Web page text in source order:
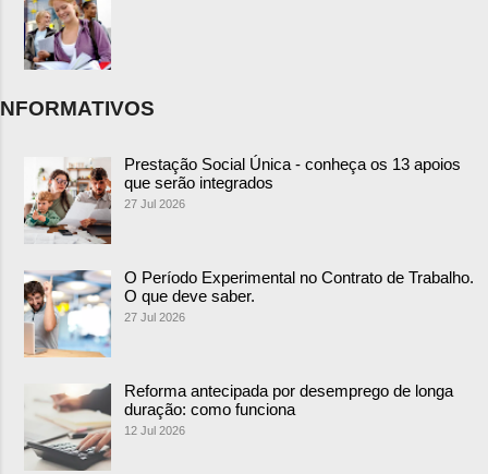
NFORMATIVOS
Prestação Social Única - conheça os 13 apoios
que serão integrados
27 Jul 2026
O Período Experimental no Contrato de Trabalho.
O que deve saber.
27 Jul 2026
Reforma antecipada por desemprego de longa
duração: como funciona
12 Jul 2026